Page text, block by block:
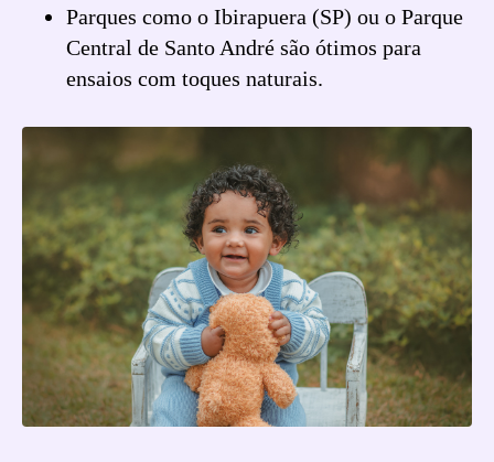
Parques como o Ibirapuera (SP) ou o Parque
Central de Santo André são ótimos para
ensaios com toques naturais.